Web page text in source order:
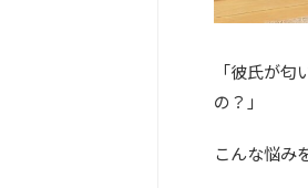
「彼氏が
の？」
こんな悩み